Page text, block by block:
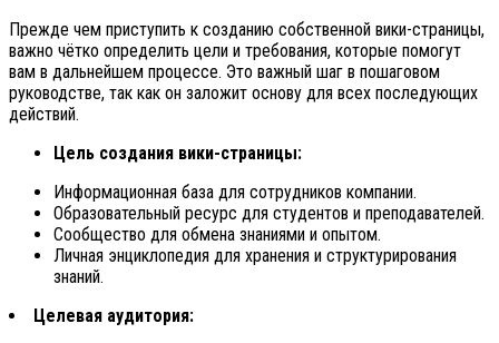
Прежде чем приступить к созданию собственной вики-страницы,
важно чётко определить цели и требования, которые помогут
вам в дальнейшем процессе. Это важный шаг в пошаговом
руководстве, так как он заложит основу для всех последующих
действий.
Цель создания вики-страницы:
Информационная база для сотрудников компании.
Образовательный ресурс для студентов и преподавателей.
Сообщество для обмена знаниями и опытом.
Личная энциклопедия для хранения и структурирования
знаний.
Целевая аудитория: